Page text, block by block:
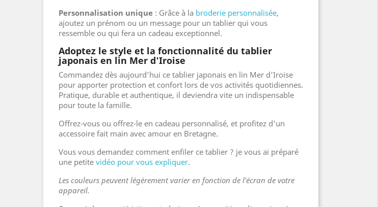
Personnalisation unique : Grâce à la broderie personnalisée,
ajoutez un prénom ou un message pour un tablier qui vous
ressemble ou qui fera un cadeau exceptionnel.
Adoptez le style et la fonctionnalité du tablier
japonais en lin Mer d'Iroise
Commandez dès aujourd’hui ce tablier japonais en lin Mer d'Iroise
pour apporter protection et confort lors de vos activités quotidiennes.
Pratique, durable et authentique, il deviendra vite un indispensable
pour toute la famille.
Offrez-vous ou offrez-le en cadeau personnalisé, et profitez d'un
accessoire fait main avec amour en Bretagne.
Vous vous demandez comment enfiler ce tablier ? je vous ai préparé
une petite vidéo pour vous expliquer.
Les couleurs peuvent légèrement varier en fonction de l'écran de votre
appareil.